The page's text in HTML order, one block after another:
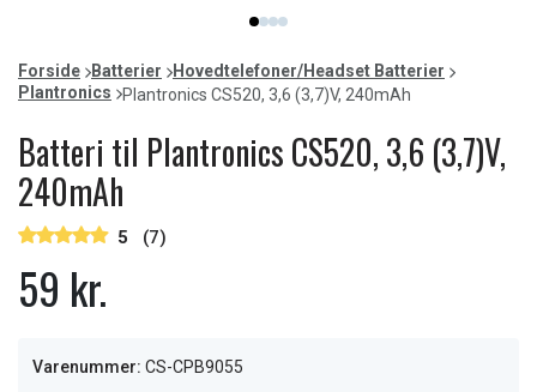
item
0
item
1
item
2
item
3
of
4
Forside Batterier
Hovedtelefoner/Headset Batterier
Plantronics
Plantronics CS520, 3,6 (3,7)V, 240mAh
Batteri til Plantronics CS520, 3,6 (3,7)V,
240mAh
5 (7)
59 kr.
Varenummer: CS-CPB9055